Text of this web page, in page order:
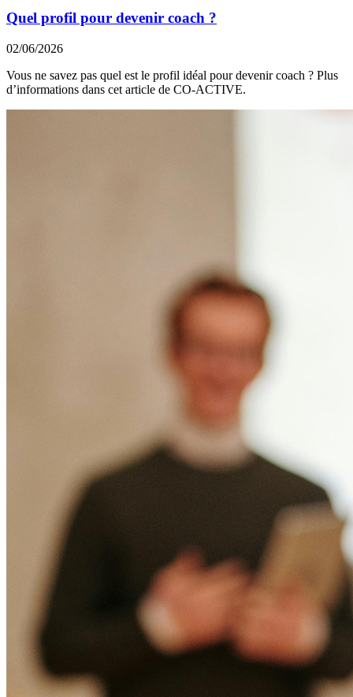
Quel profil pour devenir coach ?
02/06/2026
Vous ne savez pas quel est le profil idéal pour devenir coach ? Plus
d’informations dans cet article de CO-ACTIVE.